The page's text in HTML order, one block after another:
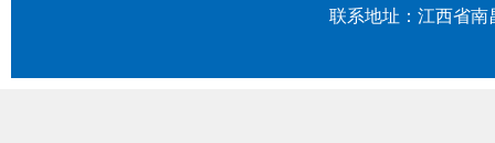
联系地址：江西省南